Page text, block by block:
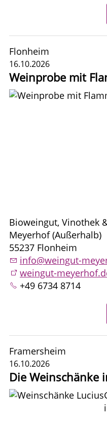
Flonheim
16.10.2026
Weinprobe mit
Bioweingut, Vinothek
Meyerhof (Außerhalb)
55237 Flonheim
info@weingut-
weingut-
+49 6734 8714
Framersheim
16.10.2026
Die Weinschänke